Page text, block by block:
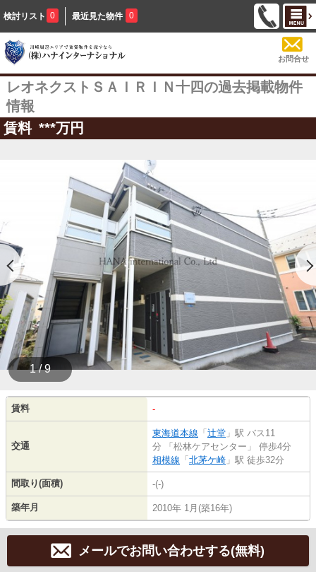
検討リスト 0 最近見た物件 0
お問合せ
レオネクストＳＡＩＲＩＮ十四の過去掲載物件
情報
賃料 ***万円
1 / 9
賃料 -
交通
東海道本線 「 辻堂 」駅 バス11
分 「松林ケアセンター」 停歩4分
相模線 「 北茅ケ崎 」駅 徒歩32分
間取り(面積) -(-)
築年月 2010年 1月(築16年)
メールでお問い合わせする(無料)